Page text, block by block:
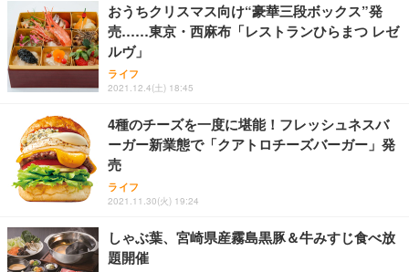
おうちクリスマス向け“豪華三段ボックス”発
売……東京・西麻布「レストランひらまつ レゼ
ルヴ」
ライフ
2021.12.4(土) 18:45
4種のチーズを一度に堪能！フレッシュネスバ
ーガー新業態で「クアトロチーズバーガー」発
売
ライフ
2021.11.30(火) 19:24
しゃぶ葉、宮崎県産霧島黒豚＆牛みすじ食べ放
題開催